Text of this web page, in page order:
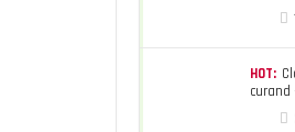
HOT:
curand